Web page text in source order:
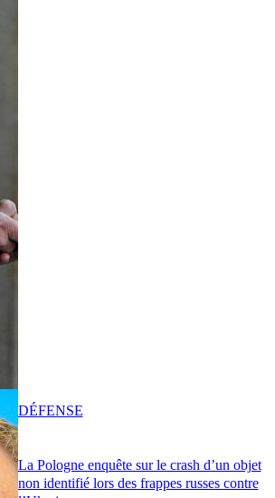
La Pologne enquête sur le crash d’un objet
non identifié lors des frappes russes contre
DÉFENSE